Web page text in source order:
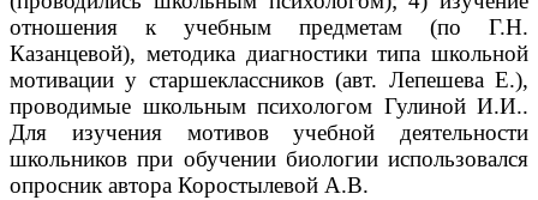
отношения к учебным предметам (по Г.Н.
Казанцевой), методика диагностики типа школьной
мотивации у старшеклассников (авт. Лепешева Е.),
проводимые школьным психологом Гулиной И.И..
Для изучения мотивов учебной деятельности
школьников при обучении биологии использовался
опросник автора Коростылевой А.В.